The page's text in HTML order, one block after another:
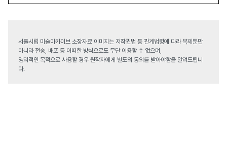
서울시립 미술아카이브 소장자료 이미지는 저작권법 등 관계법령에 따라 복제뿐만
아니라 전송, 배포 등 어떠한 방식으로도 무단 이용할 수 없으며,
영리적인 목적으로 사용할 경우 원작자에게 별도의 동의를 받아야함을 알려드립니
다.